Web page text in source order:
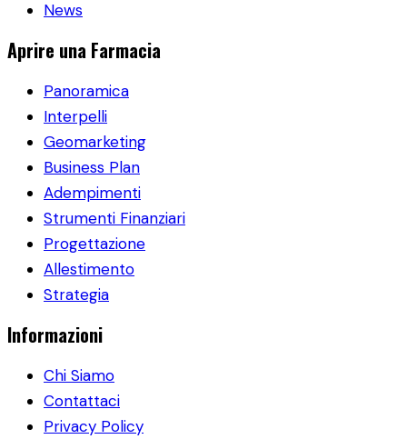
News
Aprire una Farmacia
Panoramica
Interpelli
Geomarketing
Business Plan
Adempimenti
Strumenti Finanziari
Progettazione
Allestimento
Strategia
Informazioni
Chi Siamo
Contattaci
Privacy Policy